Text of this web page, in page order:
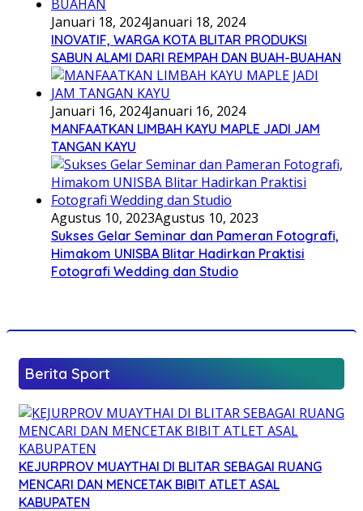
Januari 18, 2024Januari 18, 2024
INOVATIF, WARGA KOTA BLITAR PRODUKSI
SABUN ALAMI DARI REMPAH DAN BUAH-BUAHAN
Januari 16, 2024Januari 16, 2024
MANFAATKAN LIMBAH KAYU MAPLE JADI JAM
TANGAN KAYU
Agustus 10, 2023Agustus 10, 2023
Sukses Gelar Seminar dan Pameran Fotografi,
Himakom UNISBA Blitar Hadirkan Praktisi
Fotografi Wedding dan Studio
Berita Sport
KEJURPROV MUAYTHAI DI BLITAR SEBAGAI RUANG
MENCARI DAN MENCETAK BIBIT ATLET ASAL
KABUPATEN